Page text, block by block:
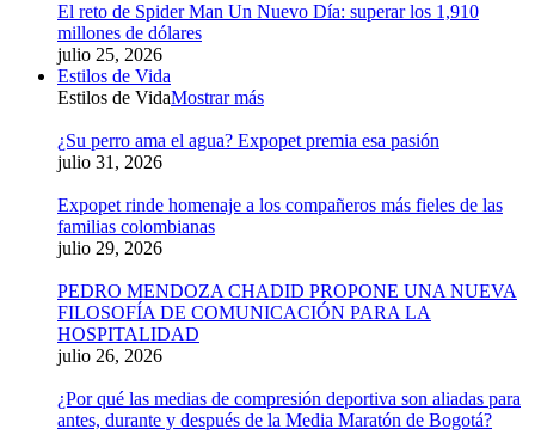
El reto de Spider Man Un Nuevo Día: superar los 1,910
millones de dólares
julio 25, 2026
Estilos de Vida
Estilos de VidaMostrar más
¿Su perro ama el agua? Expopet premia esa pasión
julio 31, 2026
Expopet rinde homenaje a los compañeros más fieles de las
familias colombianas
julio 29, 2026
PEDRO MENDOZA CHADID PROPONE UNA NUEVA
FILOSOFÍA DE COMUNICACIÓN PARA LA
HOSPITALIDAD
julio 26, 2026
¿Por qué las medias de compresión deportiva son aliadas para
antes, durante y después de la Media Maratón de Bogotá?